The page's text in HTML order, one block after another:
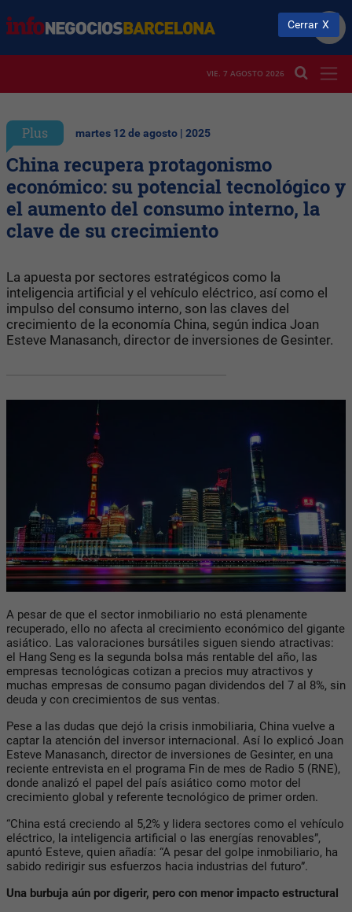
VIE. 7 AGOSTO 2026
Plus martes 12 de agosto | 2025
China recupera protagonismo
económico: su potencial tecnológico y
el aumento del consumo interno, la
clave de su crecimiento
La apuesta por sectores estratégicos como la
inteligencia artificial y el vehículo eléctrico, así como el
impulso del consumo interno, son las claves del
crecimiento de la economía China, según indica Joan
Esteve Manasanch, director de inversiones de Gesinter.
A pesar de que el sector inmobiliario no está plenamente
recuperado, ello no afecta al crecimiento económico del gigante
asiático. Las valoraciones bursátiles siguen siendo atractivas:
el Hang Seng es la segunda bolsa más rentable del año, las
empresas tecnológicas cotizan a precios muy atractivos y
muchas empresas de consumo pagan dividendos del 7 al 8%, sin
deuda y con crecimientos de sus ventas.
Pese a las dudas que dejó la crisis inmobiliaria, China vuelve a
captar la atención del inversor internacional. Así lo explicó Joan
Esteve Manasanch, director de inversiones de Gesinter, en una
reciente entrevista en el programa Fin de mes de Radio 5 (RNE),
donde analizó el papel del país asiático como motor del
crecimiento global y referente tecnológico de primer orden.
“China está creciendo al 5,2% y lidera sectores como el vehículo
eléctrico, la inteligencia artificial o las energías renovables”,
apuntó Esteve, quien añadía: “A pesar del golpe inmobiliario, ha
sabido redirigir sus esfuerzos hacia industrias del futuro”.
Una burbuja aún por digerir, pero con menor impacto estructural
Cerrar